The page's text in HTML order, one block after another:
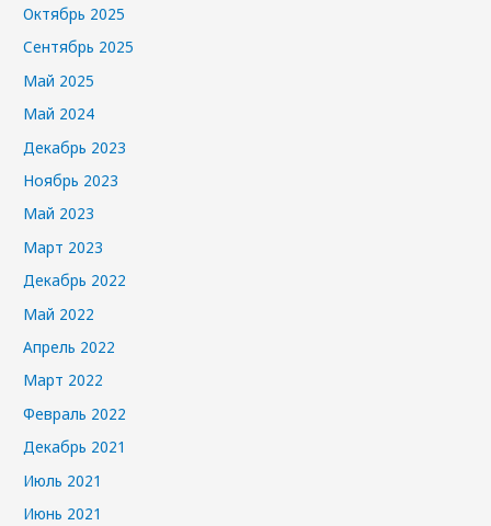
Октябрь 2025
Сентябрь 2025
Май 2025
Май 2024
Декабрь 2023
Ноябрь 2023
Май 2023
Март 2023
Декабрь 2022
Май 2022
Апрель 2022
Март 2022
Февраль 2022
Декабрь 2021
Июль 2021
Июнь 2021